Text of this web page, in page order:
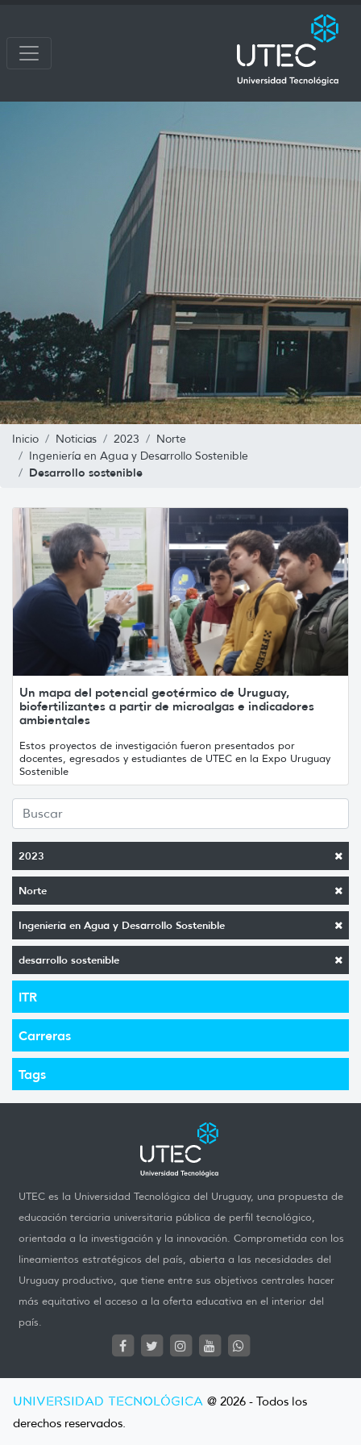
Inicio Noticias 2023
Norte
Ingeniería en Agua y Desarrollo Sostenible
Desarrollo sostenible
2023
Norte
Ingeniería en Agua y Desarrollo Sostenible
desarrollo sostenible
ITR
Carreras
Tags
Un mapa del potencial geotérmico de Uruguay,
biofertilizantes a partir de microalgas e indicadores
ambientales
Estos proyectos de investigación fueron presentados por
docentes, egresados y estudiantes de UTEC en la Expo Uruguay
Sostenible
UTEC es la Universidad Tecnológica del Uruguay, una propuesta de
educación terciaria universitaria pública de perfil tecnológico,
orientada a la investigación y la innovación. Comprometida con los
lineamientos estratégicos del país, abierta a las necesidades del
Uruguay productivo, que tiene entre sus objetivos centrales hacer
más equitativo el acceso a la oferta educativa en el interior del
país.
UNIVERSIDAD TECNOLÓGICA @ 2026 - Todos los
derechos reservados.